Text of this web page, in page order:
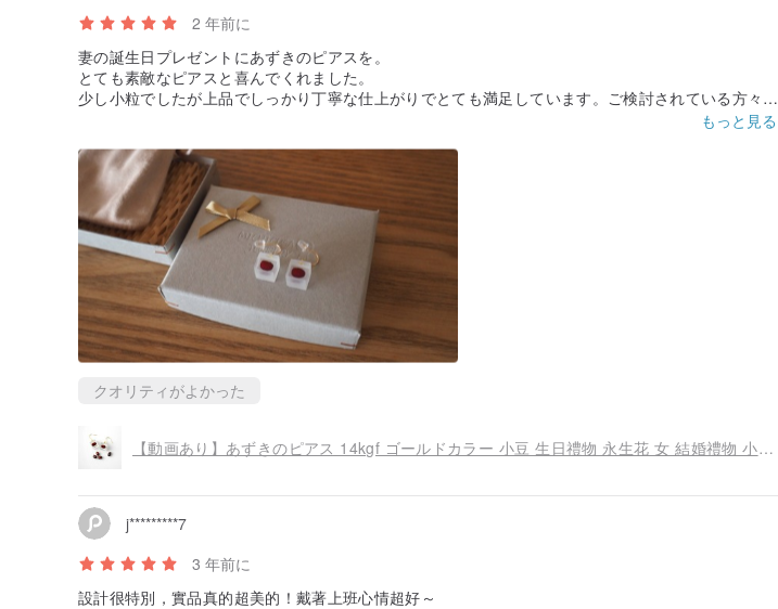
2 年前に
妻の誕生日プレゼントにあずきのピアスを。
とても素敵なピアスと喜んでくれました。
少し小粒でしたが上品でしっかり丁寧な仕上がりでとても満足しています。ご検討されている方々に
もっと見る
クオリティがよかった
【動画あり】あずきのピアス 14kgf ゴールドカラー 小豆 生日禮物 永生花 女 結婚禮物 小さい 耳環 日本設計
j*********7
3 年前に
設計很特別，實品真的超美的！戴著上班心情超好～